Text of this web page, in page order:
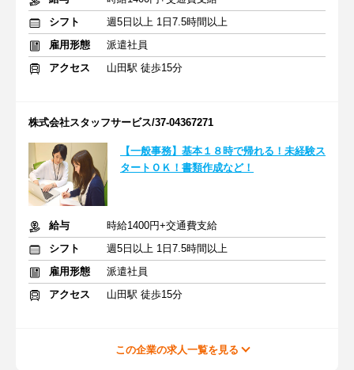
シフト
週5日以上 1日7.5時間以上
雇用形態
派遣社員
アクセス
山田駅 徒歩15分
株式会社スタッフサービス/37-04367271
【一般事務】基本１８時で帰れる！未経験ス
タートＯＫ！書類作成など！
給与
時給1400円+交通費支給
シフト
週5日以上 1日7.5時間以上
雇用形態
派遣社員
アクセス
山田駅 徒歩15分
この企業の求人一覧を見る